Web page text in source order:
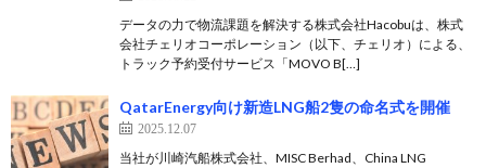
データの力で物流課題を解決する株式会社Hacobuは、株式
会社チェリオコーポレーション（以下、チェリオ）による、
トラック予約受付サービス「MOVO B[…]
QatarEnergy向け新造LNG船2隻の命名式を開催
2025.12.07
当社が川崎汽船株式会社、MISC Berhad、China LNG